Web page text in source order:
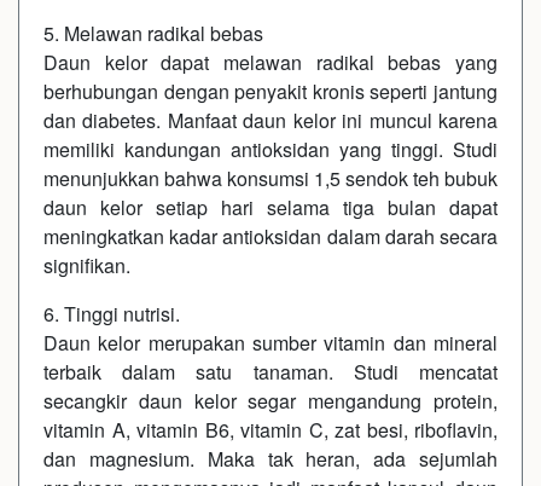
5. Melawan radikal bebas
Daun kelor dapat melawan radikal bebas yang
berhubungan dengan penyakit kronis seperti jantung
dan diabetes. Manfaat daun kelor ini muncul karena
memiliki kandungan antioksidan yang tinggi. Studi
menunjukkan bahwa konsumsi 1,5 sendok teh bubuk
daun kelor setiap hari selama tiga bulan dapat
meningkatkan kadar antioksidan dalam darah secara
signifikan.
6. Tinggi nutrisi.
Daun kelor merupakan sumber vitamin dan mineral
terbaik dalam satu tanaman. Studi mencatat
secangkir daun kelor segar mengandung protein,
vitamin A, vitamin B6, vitamin C, zat besi, riboflavin,
dan magnesium. Maka tak heran, ada sejumlah